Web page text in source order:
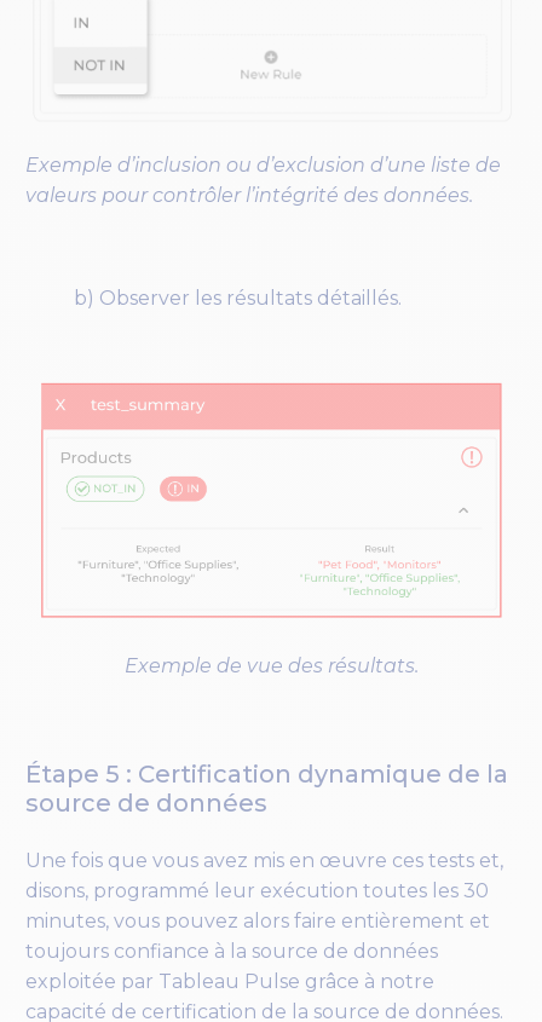
Exemple d’inclusion ou d’exclusion d’une liste de
valeurs pour contrôler l’intégrité des données.
b) Observer les résultats détaillés.
Exemple de vue des résultats.
Étape 5 : Certification dynamique de la
source de données
Une fois que vous avez mis en œuvre ces tests et,
disons, programmé leur exécution toutes les 30
minutes, vous pouvez alors faire entièrement et
toujours confiance à la source de données
exploitée par Tableau Pulse grâce à notre
capacité de certification de la source de données.